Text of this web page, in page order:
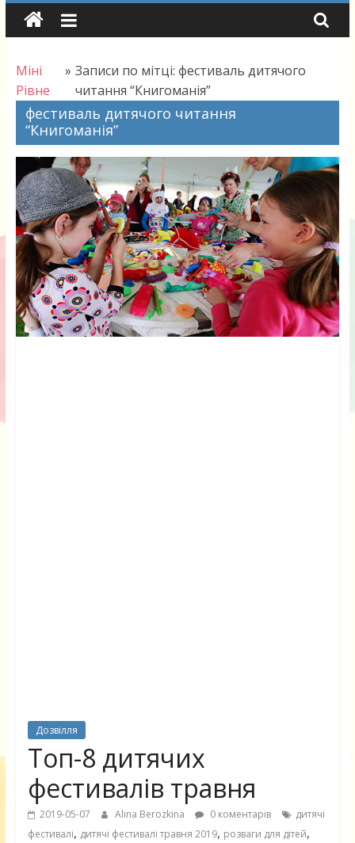
Skip
Міні
Рівне
» Записи по мітці: фестиваль дитячого
читання “Книгоманія”
фестиваль дитячого читання
“Книгоманія”
Дозвілля
Топ-8 дитячих
фестивалів травня
2019-05-07 Alina Berozkina 0 коментарів
дитячі
фестивалі, дитячі фестивалі травня 2019, розваги для дітей,